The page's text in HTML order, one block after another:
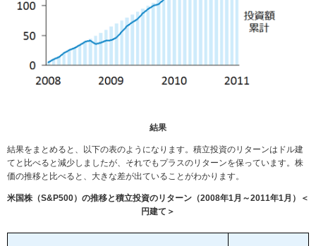
結果
結果をまとめると、以下の表のようになります。積立投資のリターンはドル建
てと比べると減少しましたが、それでもプラスのリターンを保っています。株
価の推移と比べると、大きな差が出ていることがわかります。
米国株（S&P500）の推移と積立投資のリターン（2008年1月～2011年1月）＜
円建て＞